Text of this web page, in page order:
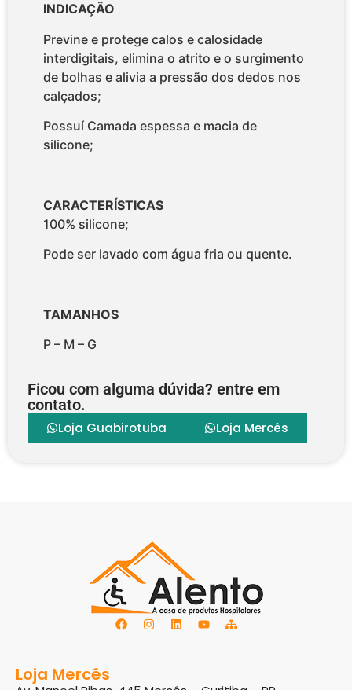
INDICAÇÃO
Previne e protege calos e calosidade
interdigitais, elimina o atrito e o surgimento
de bolhas e alivia a pressão dos dedos nos
calçados;
Possuí Camada espessa e macia de
silicone;
CARACTERÍSTICAS
100% silicone;
Pode ser lavado com água fria ou quente.
TAMANHOS
P – M – G
Ficou com alguma dúvida? entre em
contato.
Loja Guabirotuba Loja Mercês
Loja Mercês